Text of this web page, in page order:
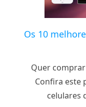
Os 10
Quer
Confira este
celulares